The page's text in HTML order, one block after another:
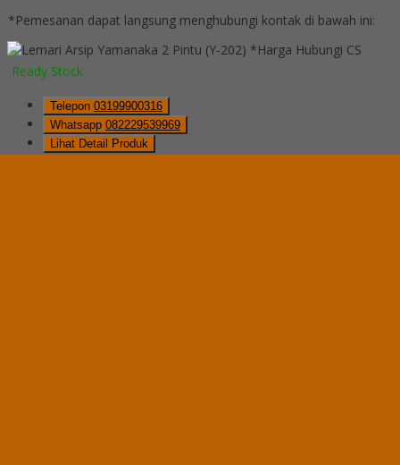
*Pemesanan dapat langsung menghubungi kontak di bawah ini:
*Harga Hubungi CS
Ready Stock
Telepon 03199900316
Whatsapp 082229539969
Lihat Detail Produk